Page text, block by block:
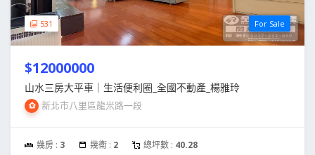
531 For Sale
$12000000
山水三房大平車｜生活便利圈_全國不動產_楊雅玲
新北市八里區龍米路一段
幾房 : 3 幾衛 : 2 總坪數 : 40.28